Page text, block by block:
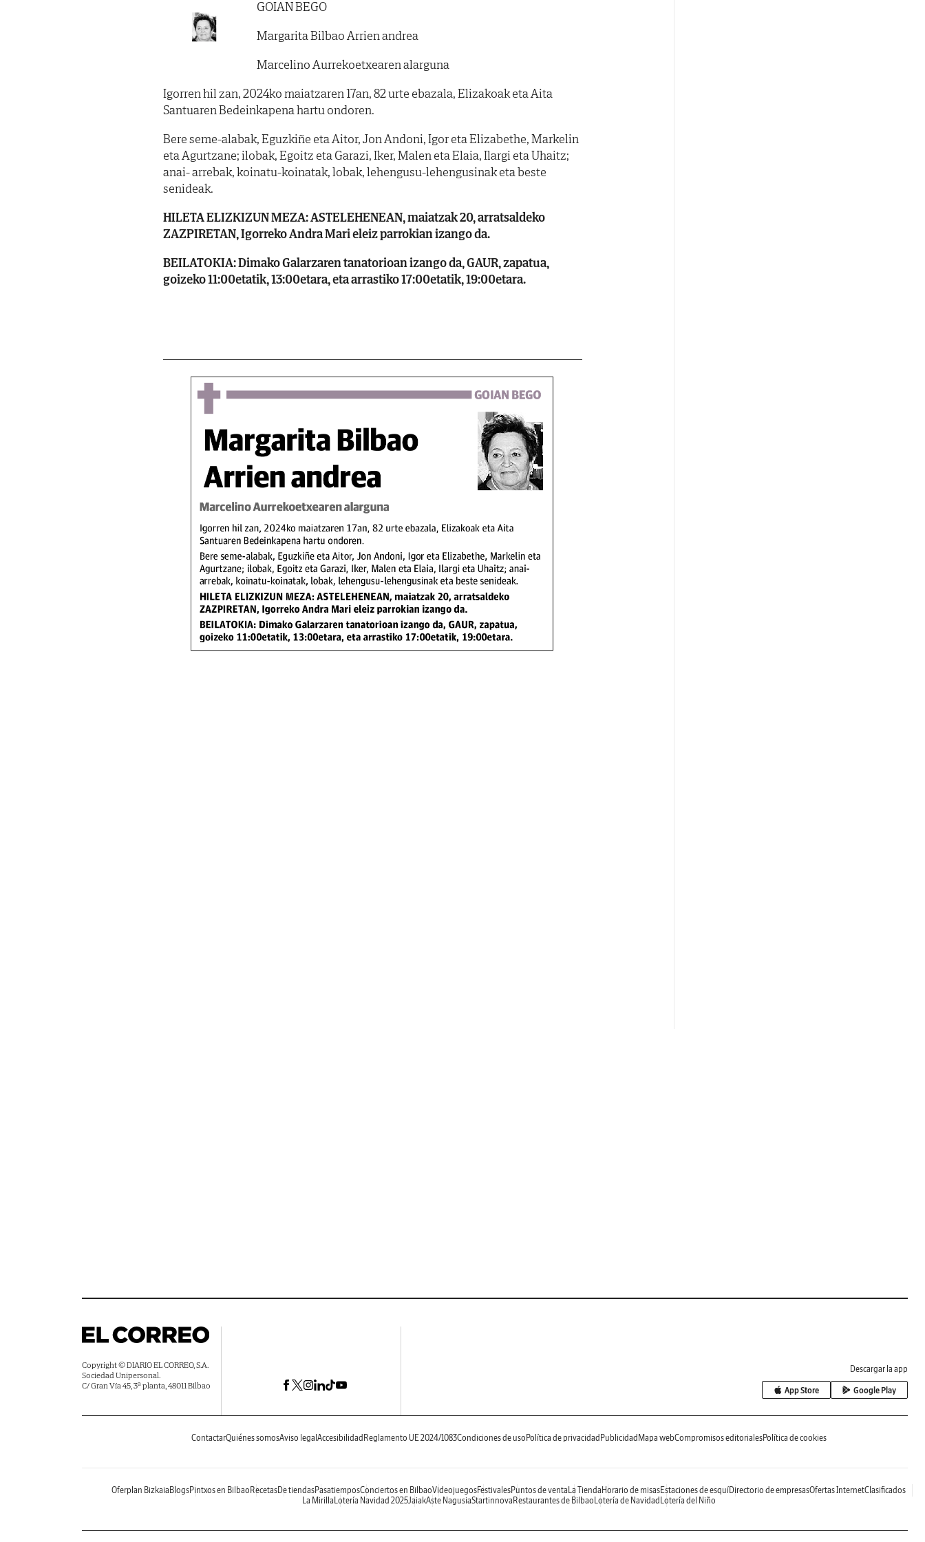
GOIAN BEGO
Margarita Bilbao Arrien andrea
Marcelino Aurrekoetxearen alarguna
Igorren hil zan, 2024ko maiatzaren 17an, 82 urte ebazala, Elizakoak eta Aita
Santuaren Bedeinkapena hartu ondoren.
Bere seme-alabak, Eguzkiñe eta Aitor, Jon Andoni, Igor eta Elizabethe, Markelin
eta Agurtzane; ilobak, Egoitz eta Garazi, Iker, Malen eta Elaia, Ilargi eta Uhaitz;
anai- arrebak, koinatu-koinatak, lobak, lehengusu-lehengusinak eta beste
senideak.
HILETA ELIZKIZUN MEZA: ASTELEHENEAN, maiatzak 20, arratsaldeko
ZAZPIRETAN, Igorreko Andra Mari eleiz parrokian izango da.
BEILATOKIA: Dimako Galarzaren tanatorioan izango da, GAUR, zapatua,
goizeko 11:00etatik, 13:00etara, eta arrastiko 17:00etatik, 19:00etara.
Copyright © DIARIO EL CORREO, S.A.
Sociedad Unipersonal.
C/ Gran Vía 45, 3ª planta, 48011 Bilbao
Descargar la app
App Store Google Play
ContactarQuiénes somosAviso legal Accesibilidad Reglamento UE 2024/1083Condiciones de uso Política de privacidad Publicidad Mapa webCompromisos editorialesPolítica de cookies
Oferplan Bizkaia BlogsPintxos en Bilbao RecetasDe tiendasPasatiemposConciertos en BilbaoVideojuegosFestivalesPuntos de venta La Tienda Horario de misasEstaciones de esquíDirectorio de empresasOfertas InternetClasificados
La Mirilla Lotería Navidad 2025JaiakAste NagusiaStartinnova Restaurantes de Bilbao Lotería de Navidad Lotería del Niño